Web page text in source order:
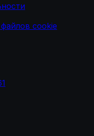
cookie